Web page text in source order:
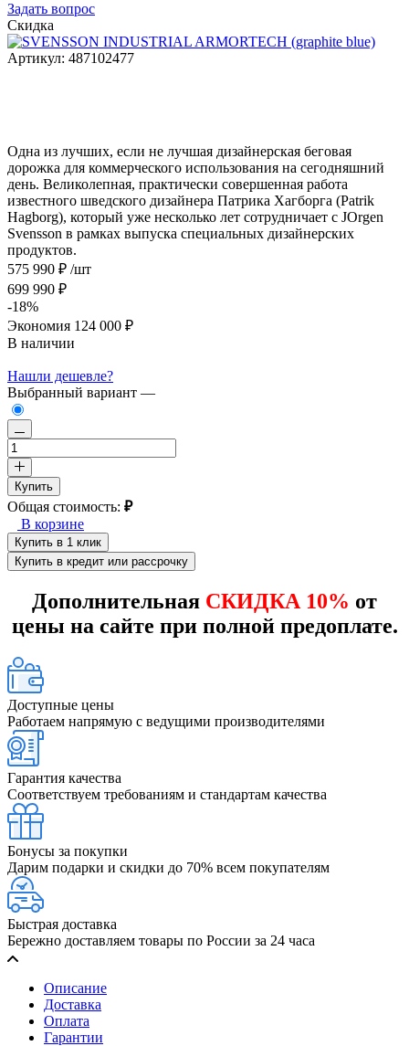
Задать вопрос
Скидка
Артикул: 487102477
Одна из лучших, если не лучшая дизайнерская беговая
дорожка для коммерческого использования на сегодняшний
день. Великолепная, практически совершенная работа
известного шведского дизайнера Патрика Хагборга (Patrik
Hagborg), который уже несколько лет сотрудничает с JOrgen
Svensson в рамках выпуска специальных дизайнерских
продуктов.
575 990 ₽ /шт
699 990 ₽
-18%
Экономия 124 000 ₽
В наличии
Нашли дешевле?
Выбранный вариант —
Купить
Общая стоимость: ₽
В корзине
Купить в 1 клик
Купить в кредит или рассрочку
Дополнительная СКИДКА 10% от
цены на сайте при полной предоплате.
Доступные цены
Работаем напрямую с ведущими производителями
Гарантия качества
Соответствуем требованиям и стандартам качества
Бонусы за покупки
Дарим подарки и скидки до 70% всем покупателям
Быстрая доставка
Бережно доставляем товары по России за 24 часа
Описание
Доставка
Оплата
Гарантии